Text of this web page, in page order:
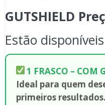
GUTSHIELD
Estão
1 FRASCO – COM
Ideal para quem
primeiros resultados.